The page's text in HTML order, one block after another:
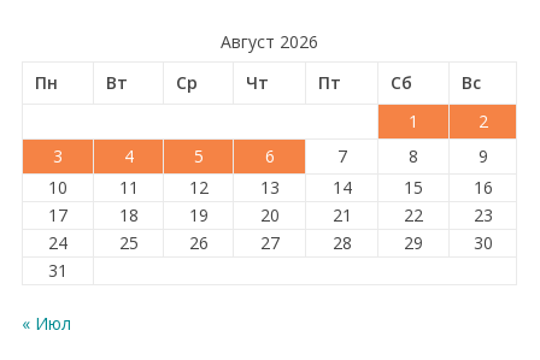
Август 2026
Пн
Вт Ср Чт Пт Сб
Вс
1
2
3
4 5 6 7 8
9
10
11 12 13 14 15
16
17
18 19 20 21 22
23
24
25 26 27 28 29
30
31
« Июл